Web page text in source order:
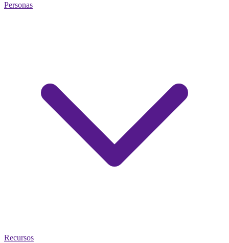
Personas
Recursos